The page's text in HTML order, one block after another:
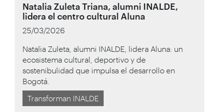
Natalia Zuleta Triana, alumni INALDE,
lidera el centro cultural Aluna
25/03/2026
Natalia Zuleta, alumni INALDE, lidera Aluna: un
ecosistema cultural, deportivo y de
sostenibulidad que impulsa el desarrollo en
Bogotá.
Transforman INALDE